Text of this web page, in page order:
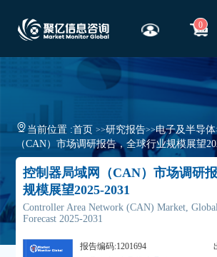
0
当前位置 :首页>>研究报告>>电子及半导体
（CAN）市场调研报告，全球行业规模展望
控制器局域网（CAN）市场调研
规模展望2025-2031
Controller Area Network (CAN) Market,
Forecast 2025-2031
报告编码:1201694